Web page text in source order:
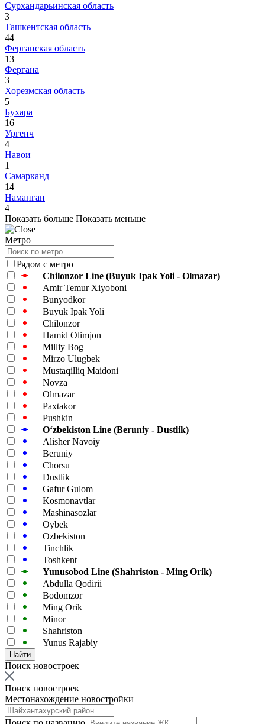
Сурхандарьинская область
3
Ташкентская область
44
Ферганская область
13
Фергана
3
Хорезмская область
5
Бухара
16
Ургенч
4
Навои
1
Самарканд
14
Наманган
4
Показать больше Показать меньше
Метро
Рядом с метро
Chilonzor Line (Buyuk Ipak Yoli - Olmazar)
Amir Temur Xiyoboni
Bunyodkor
Buyuk Ipak Yoli
Chilonzor
Hamid Olimjon
Milliy Bog
Mirzo Ulugbek
Mustaqilliq Maidoni
Novza
Olmazar
Paxtakor
Pushkin
Oʻzbekiston Line (Beruniy - Dustlik)
Alisher Navoiy
Beruniy
Chorsu
Dustlik
Gafur Gulom
Kosmonavtlar
Mashinasozlar
Oybek
Ozbekiston
Tinchlik
Toshkent
Yunusobod Line (Shahriston - Ming Orik)
Abdulla Qodirii
Bodomzor
Ming Orik
Minor
Shahriston
Yunus Rajabiy
Поиск новостроек
Поиск новостроек
Местонахождение новостройки